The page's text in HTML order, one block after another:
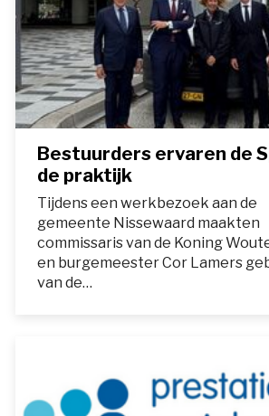
Bestuurders ervaren de
de praktijk
Tijdens een werkbezoek aan de
gemeente Nissewaard maakten
commissaris van de Koning
en burgemeester Cor Lamers
van de…